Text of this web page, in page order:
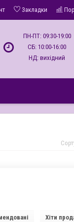
Закладки
ПН-ПТ: 09:30-19:00
СБ: 10:00-16:00
НД: вихідний
Хіти